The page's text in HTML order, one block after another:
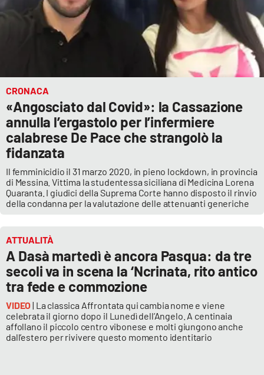
CRONACA
«Angosciato dal Covid»: la Cassazione
annulla l’ergastolo per l’infermiere
calabrese De Pace che strangolò la
fidanzata
Il femminicidio il 31 marzo 2020, in pieno lockdown, in provincia
di Messina. Vittima la studentessa siciliana di Medicina Lorena
Quaranta. I giudici della Suprema Corte hanno disposto il rinvio
della condanna per la valutazione delle attenuanti generiche
ATTUALITÀ
A Dasà martedì è ancora Pasqua: da tre
secoli va in scena la ‘Ncrinata, rito antico
tra fede e commozione
VIDEO| La classica Affrontata qui cambia nome e viene
celebrata il giorno dopo il Lunedì dell’Angelo. A centinaia
affollano il piccolo centro vibonese e molti giungono anche
dall’estero per rivivere questo momento identitario